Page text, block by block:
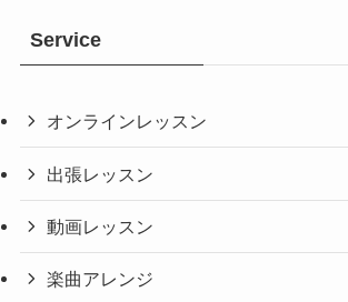
Service
オンラインレッスン
出張レッスン
動画レッスン
楽曲アレンジ